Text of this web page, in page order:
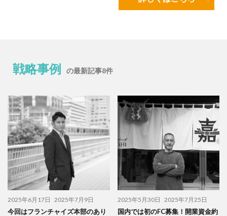
戦略事例 の最新記事8件
2025年6月17日 2025年7月9日
今回はフランチャイズ本部のあり
2025年5月30日 2025年7月25日
国内では初のFC募集！開業資金約